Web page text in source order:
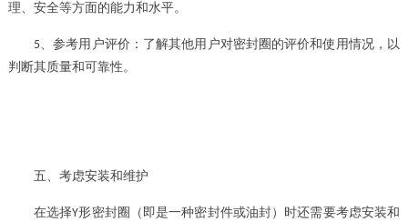
理、安全等方面的能力和水平。
5、参考用户评价：了解其他用户对密封圈的评价和使用情况，以
判断其质量和可靠性。
五、考虑安装和维护
在选择Y形密封圈（即是一种密封件或油封） 时还需要考虑安装和